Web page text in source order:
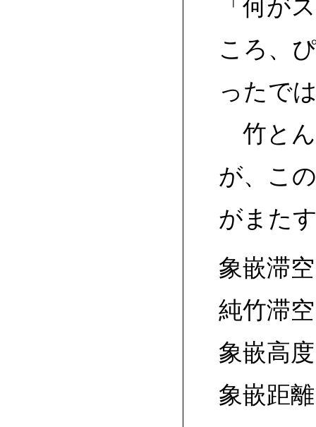
「何が
ころ、
ったで
竹とん
が、こ
がまた
象嵌滞
純竹滞
象嵌高
象嵌距